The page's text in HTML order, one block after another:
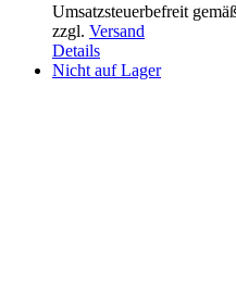
Umsatzsteuerbefreit
zzgl. Versand
Details
Nicht auf Lager